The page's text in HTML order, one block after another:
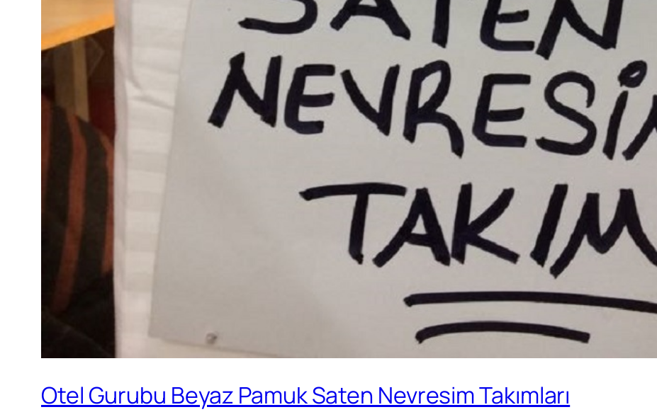
Otel Gurubu Beyaz Pamuk Saten Nevresim Takımları